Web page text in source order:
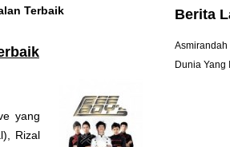
Terbaik
yang
Rizal
Berita
Asmirandah
Dunia Yang